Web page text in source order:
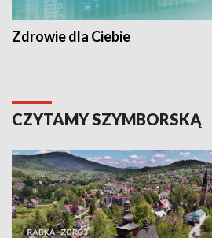
Zdrowie dla Ciebie
CZYTAMY SZYMBORSKĄ